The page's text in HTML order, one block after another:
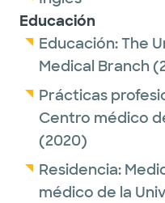
Outside of work, Dr.
spending time with
printing and
Educación
Educación:The
Medical Branch
Prácticas
Centro médico
(2020)
Residencia:
médico de la